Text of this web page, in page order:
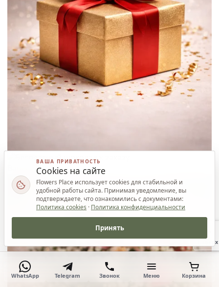
Ваш приз
WhatsApp Telegram Звонок Меню Корзина
Наверх
ВАША ПРИВАТНОСТЬ
Cookies на сайте
Flowers Place использует cookies для стабильной и
удобной работы сайта. Принимая уведомление, вы
подтверждаете, что ознакомились с документами:
Политика cookies · Политика конфиденциальности
Принять